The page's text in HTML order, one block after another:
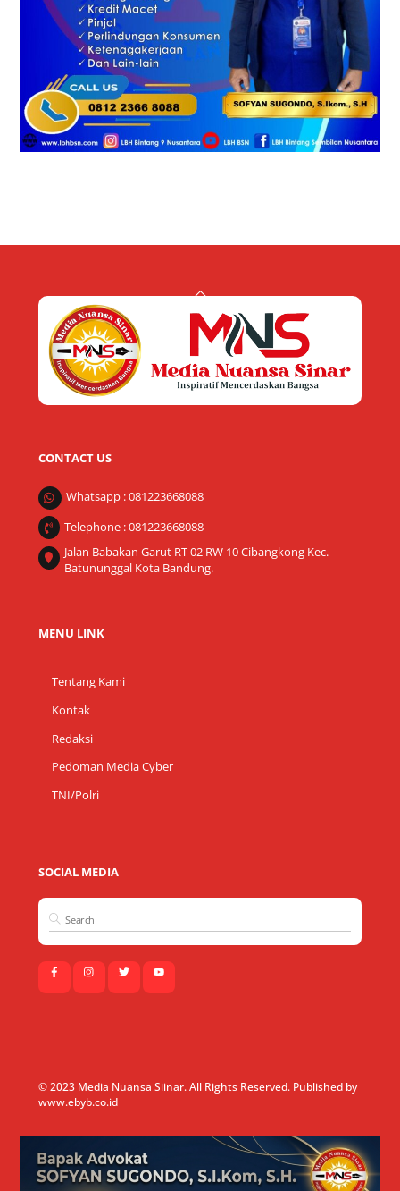
Back
Top
CONTACT US
Whatsapp : 081223668088
Telephone : 081223668088
Jalan Babakan Garut RT 02 RW 10 Cibangkong Kec.
Batununggal Kota Bandung.
MENU LINK
Tentang Kami
Kontak
Redaksi
Pedoman Media Cyber
TNI/Polri
SOCIAL MEDIA
© 2023 Media Nuansa Siinar. All Rights Reserved. Published by
www.ebyb.co.id